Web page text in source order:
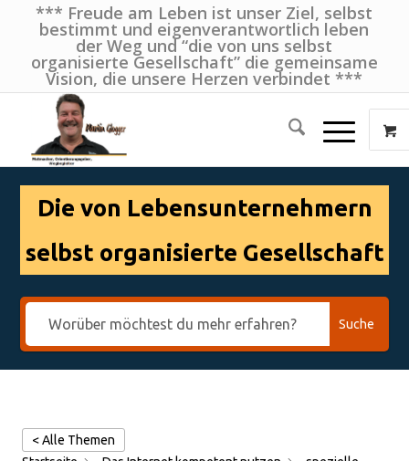
*** Freude am Leben ist unser Ziel, selbst
bestimmt und eigenverantwortlich leben
der Weg und “die von uns selbst
organisierte Gesellschaft” die gemeinsame
Vision, die unsere Herzen verbindet ***
Die von Lebensunternehmern
selbst organisierte Gesellschaft
Suche
< Alle Themen